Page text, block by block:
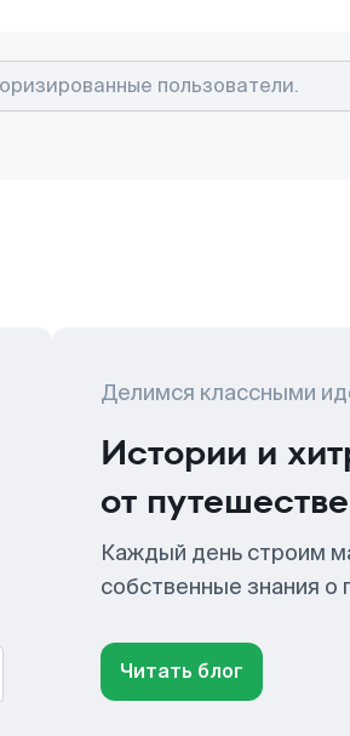
Делимся классными
Истории и
от
Каждый день строим
собственные знания о
Читать блог